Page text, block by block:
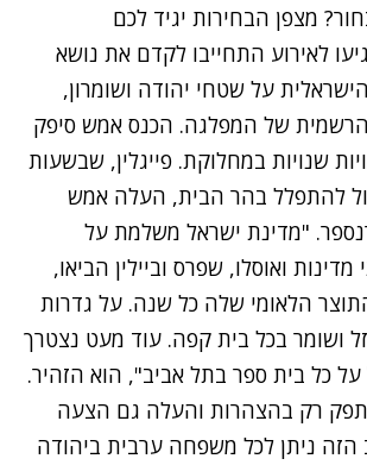
מצפן הבחירות יגיד לכם
לאירוע התחייבו לקדם את נושא
על שטחי יהודה ושומרון,
של המפלגה. הכנס אמש סיפק
שנויות במחלוקת. פייגלין, שבשעות
להתפלל בהר הבית, העלה אמש
"מדינת ישראל משלמת על
ואוסלו, שפרס וביילין הביאו,
הלאומי שלה כל שנה. על גדרות
ושומר בכל בית קפה. עוד מעט נצטרך
על כל בית ספר בתל אביב", הוא הזהיר.
רק בהצהרות והעלה גם הצעה
ניתן לכל משפחה ערבית ביהודה